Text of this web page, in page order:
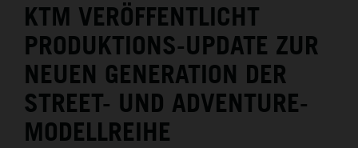
KTM VERÖFFENTLICHT
PRODUKTIONS-UPDATE ZUR
NEUEN GENERATION DER
STREET- UND ADVENTURE-
MODELLREIHE